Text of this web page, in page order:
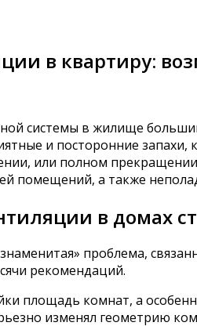
в квартиру:
системы в жилище
и посторонние
или полном
помещений, а также
в домах
проблема,
рекомендаций.
площадь комнат, а
изменял геометрию